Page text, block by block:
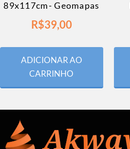
89x117cm- Geomapas
R$39,00
ADICIONAR AO
CARRINHO